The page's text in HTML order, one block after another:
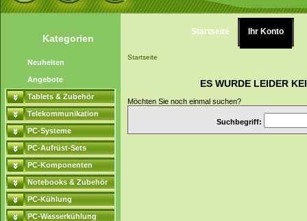
Kategorien
Neuheiten
Angebote
Tablets & Zubehör
Telekommunikation
PC-Systeme
PC-Aufrüst-Sets
PC-Komponenten
Notebooks & Zubehör
PC-Kühlung
PC-Wasserkühlung
Startseite Ihr Konto
Startseite
ES WURDE LEIDER
Möchten Sie noch einmal suchen?
Suchbegriff: